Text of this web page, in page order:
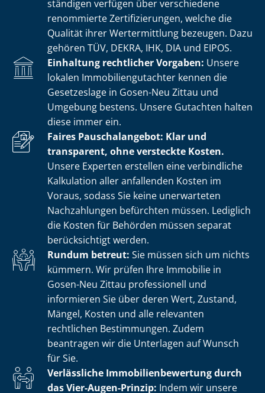
stän­di­gen verfügen über verschiedene
renommierte Zer­ti­fi­zie­run­gen, welche die
Qualität ihrer Wertermittlung bezeugen. Dazu
gehören TÜV, DEKRA, IHK, DIA und EIPOS.
Einhaltung rechtlicher Vorgaben: Unsere
lokalen Im­mo­bi­li­en­gut­ach­ter kennen die
Gesetzeslage in Gosen-Neu Zittau und
Umgebung bestens. Unsere Gutachten halten
diese immer ein.
Faires Pauschalangebot: Klar und
transparent, ohne versteckte Kosten.
Unsere Experten erstellen eine verbindliche
Kalkulation aller anfallenden Kosten im
Voraus, sodass Sie keine unerwarteten
Nachzahlungen befürchten müssen. Lediglich
die Kosten für Behörden müssen separat
berücksichtigt werden.
Rundum betreut: Sie müssen sich um nichts
kümmern. Wir prüfen Ihre Immobilie in
Gosen-Neu Zittau professionell und
informieren Sie über deren Wert, Zustand,
Mängel, Kosten und alle relevanten
rechtlichen Bestimmungen. Zudem
beantragen wir die Unterlagen auf Wunsch
für Sie.
Verlässliche Im­mo­bi­li­en­be­wer­tung durch
das Vier-Augen-Prinzip: Indem wir unsere